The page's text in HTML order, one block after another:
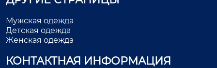
Мужская одежда
Детская одежда
Женская одежда
КОНТАКТНАЯ ИНФОРМАЦИЯ